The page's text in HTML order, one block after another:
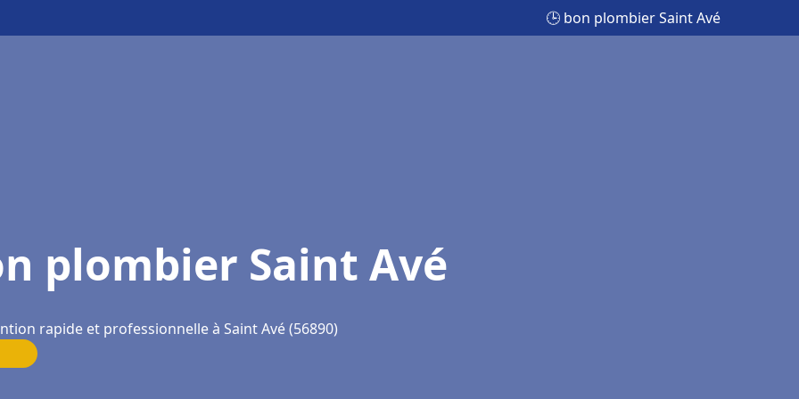
🕒 bon plombier Saint Avé
plombier Saint Avé
rapide et professionnelle à Saint Avé (56890)